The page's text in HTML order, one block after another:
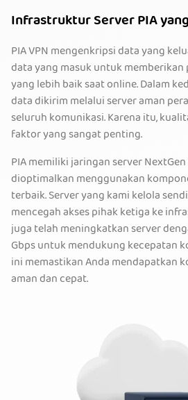
Infrastruktur Server PIA
PIA VPN mengenkripsi data yang
data yang masuk untuk
yang lebih baik saat online. Dalam
data dikirim melalui server aman
seluruh komunikasi. Karena itu,
faktor yang sangat penting.
PIA memiliki jaringan server
dioptimalkan menggunakan
terbaik. Server yang kami kelola
mencegah akses pihak ketiga ke
juga telah meningkatkan server
Gbps untuk mendukung kecepatan
ini memastikan Anda mendapatkan
aman dan cepat.